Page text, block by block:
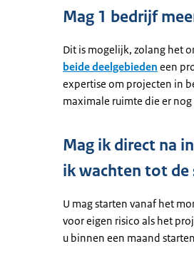
Mag 1 bedrijf
Dit is mogelijk, zolang het
beide deelgebieden een
expertise om projecten in
maximale ruimte die er
Mag ik direct na
ik wachten tot de
U mag starten vanaf het
voor eigen risico als het
u binnen een maand